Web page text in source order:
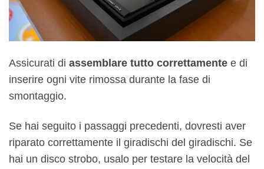
Assicurati di assemblare tutto correttamente e di
inserire ogni vite rimossa durante la fase di
smontaggio.
Se hai seguito i passaggi precedenti, dovresti aver
riparato correttamente il giradischi del giradischi. Se
hai un disco strobo, usalo per testare la velocità del